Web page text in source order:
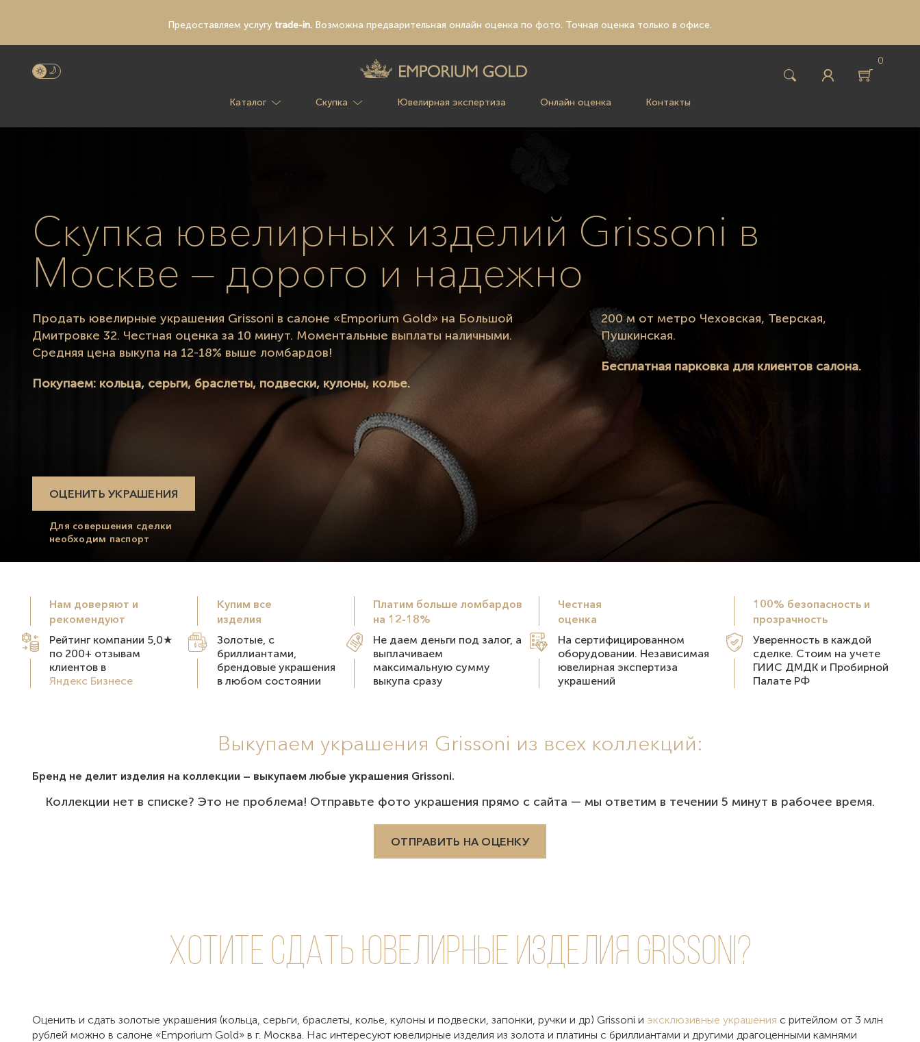
Предоставляем услугу trade-in.Возможна предварительная онлайн оценка по фото. Точная оценка только в офисе.
0
Каталог Скупка Ювелирная экспертиза Онлайн оценка Контакты
Скупка ювелирных изделий Grissoni в
Москве — дорого и надежно
Продать ювелирные украшения Grissoni в салоне «Emporium Gold» на Большой
Дмитровке 32. Честная оценка за 10 минут. Моментальные выплаты наличными.
Средняя цена выкупа на 12-18% выше ломбардов!
Покупаем: кольца, серьги, браслеты, подвески, кулоны, колье.
200 м от метро Чеховская, Тверская,
Пушкинская.
Бесплатная парковка для клиентов салона.
ОЦЕНИТЬ УКРАШЕНИЯ
Для совершения сделки
необходим паспорт
Нам доверяют и
рекомендуют
Рейтинг компании 5,0★
по 200+ отзывам
клиентов в
Яндекс Бизнесе
Купим все
изделия
Золотые, с
бриллиантами,
брендовые украшения
в любом состоянии
Платим больше ломбардов
на 12-18%
Не даем деньги под залог, а
выплачиваем
максимальную сумму
выкупа сразу
Честная
оценка
На сертифицированном
оборудовании. Независимая
ювелирная экспертиза
украшений
100% безопасность и
прозрачность
Уверенность в каждой
сделке. Стоим на учете
ГИИС ДМДК и Пробирной
Палате РФ
Выкупаем украшения Grissoni из всех коллекций:
Бренд не делит изделия на коллекции — выкупаем любые украшения Grissoni.
Коллекции нет в списке? Это не проблема! Отправьте фото украшения прямо с сайта — мы ответим в течении 5 минут в рабочее время.
ОТПРАВИТЬ НА ОЦЕНКУ
Хотите сдать ювелирные изделия Grissoni?
Оценить и сдать золотые украшения (кольца, серьги, браслеты, колье, кулоны и подвески, запонки, ручки и др) Grissoni и эксклюзивные украшения с ритейлом от 3 млн
рублей можно в салоне «Emporium Gold» в г. Москва. Нас интересуют ювелирные изделия из золота и платины с бриллиантами и другими драгоценными камнями